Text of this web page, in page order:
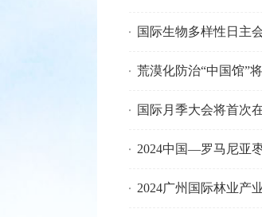
国际生物多样性日主
荒漠化防治“中国馆”
国际月季大会将首次
2024中国—罗马尼亚
2024广州国际林业产